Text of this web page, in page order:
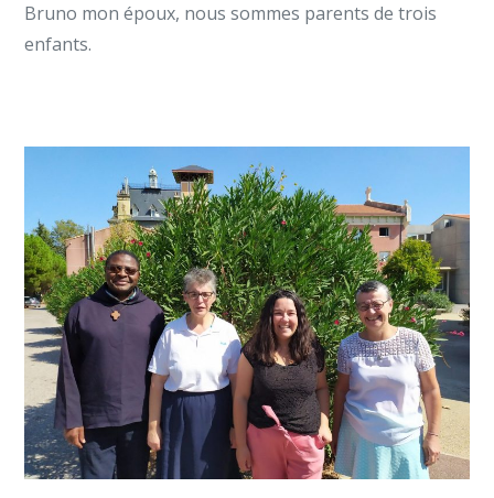
Bruno mon époux, nous sommes parents de trois
enfants.